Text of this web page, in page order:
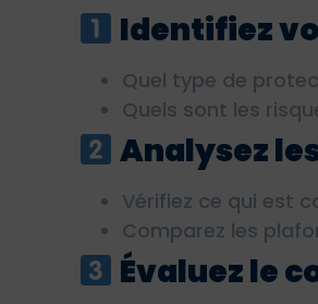
Identifiez
Quel type de
Quels sont les
Analysez
Vérifiez ce qui est
Comparez les
Évaluez le